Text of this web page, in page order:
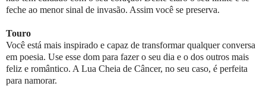
feche ao menor sinal de invasão. Assim você se preserva.
Touro
Você está mais inspirado e capaz de transformar qualquer conversa
em poesia. Use esse dom para fazer o seu dia e o dos outros mais
feliz e romântico. A Lua Cheia de Câncer, no seu caso, é perfeita
para namorar.